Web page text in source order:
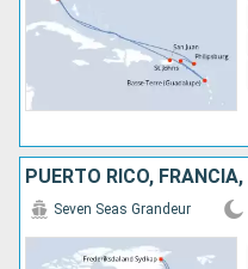
Seven Seas Grandeur